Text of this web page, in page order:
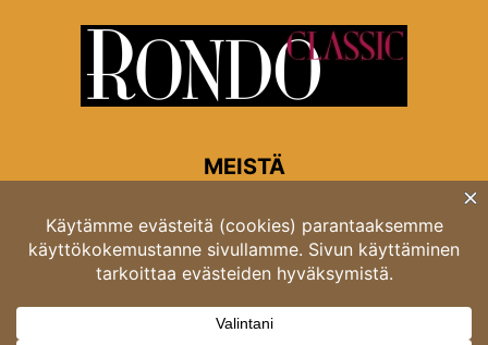
MEISTÄ
Rondon toimitus
Opastinsilta 6A 00520 Helsinki
Asiakaspalvelu: puh. 03 4246 5318
asiakaspalvelu@rondo.fi
Ota meihin yhteyttä:toimitus@rondo.fi